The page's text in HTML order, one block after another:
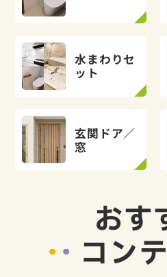
水まわりセ
ット
玄関ドア／
窓
おす
コン